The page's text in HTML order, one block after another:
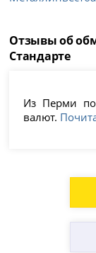
Отзывы об
Стандарте
Из Перми
валют.